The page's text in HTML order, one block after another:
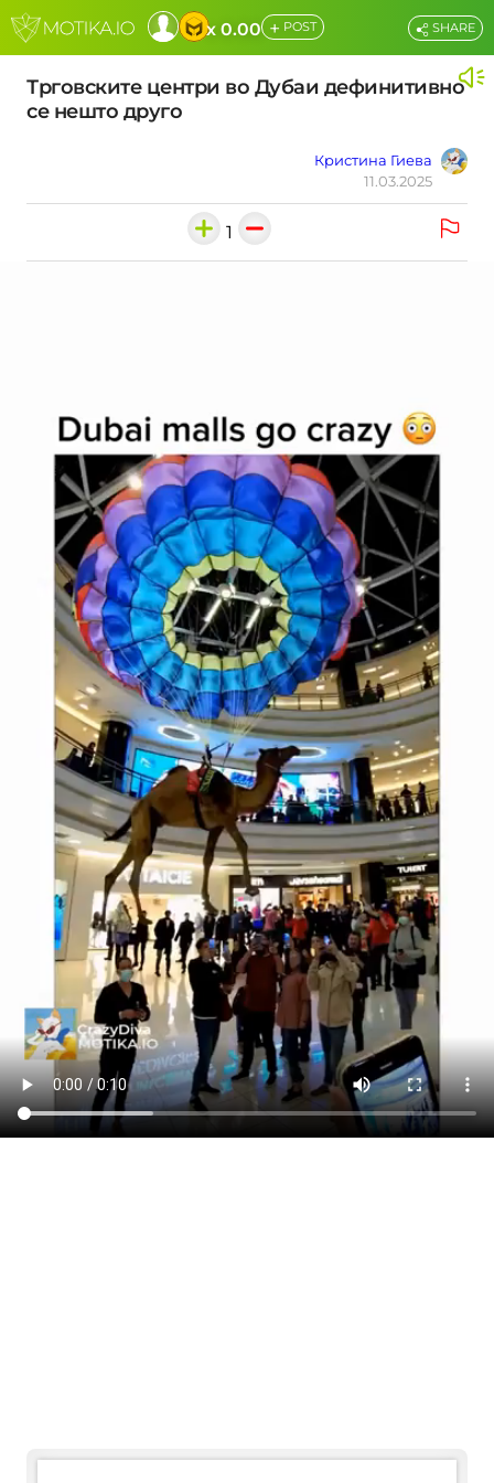
x 0.00 + POST
Трговските центри во Дубаи дефинитивно
се нешто друго
Кристина Гиева
11.03.2025
SHARE
1